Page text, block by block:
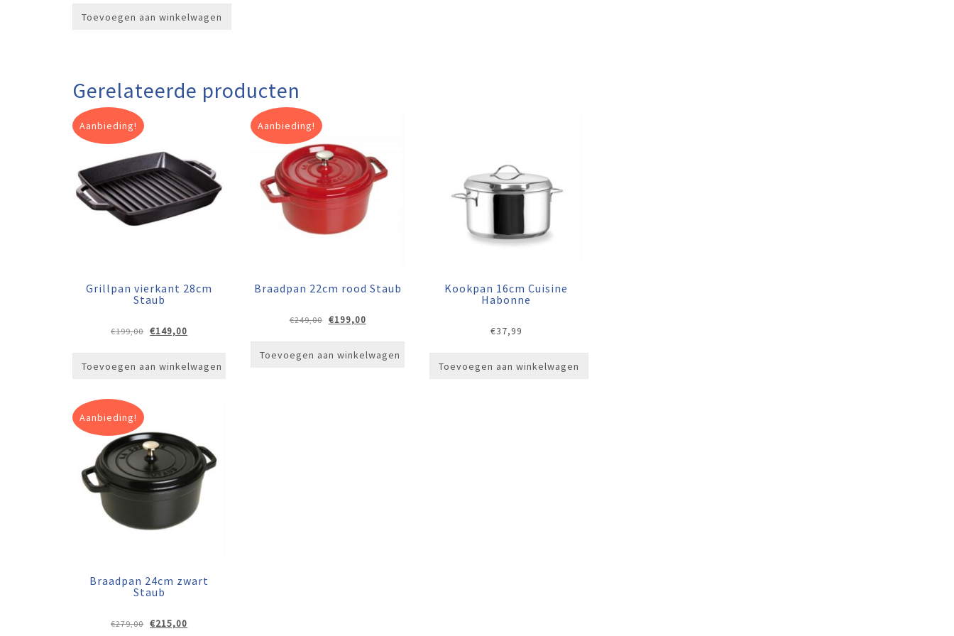
€149,00.€109,00.
Toevoegen aan winkelwagen
Gerelateerde producten
Aanbieding!
Grillpan vierkant 28cm
Staub
€199,00 Oorspronkelijke
€199,00.
€149,00
€149,00.
Toevoegen aan winkelwagen
Aanbieding!
Braadpan 22cm rood Staub
€249,00
Oorspronkelijke
€249,00.
€199,00Huidige
€199,00.
Toevoegen aan winkelwagen
Kookpan 16cm Cuisine
Habonne
€37,99
Toevoegen aan winkelwagen
Aanbieding!
Braadpan 24cm zwart
Staub
€279,00 Oorspronkelijke
€215,00